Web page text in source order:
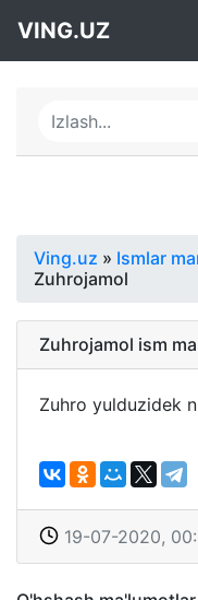
VING.UZ
Ving.uz » Ismlar
Zuhrojamol
Zuhrojamol ism
Zuhro yulduzidek
19-07-2020,